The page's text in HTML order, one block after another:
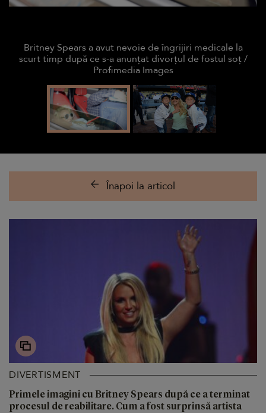
Britney Spears a avut nevoie de îngrijiri medicale la
scurt timp după ce s-a anunțat divorțul de fostul soț /
Profimedia Images
Înapoi la articol
DIVERTISMENT
Primele imagini cu Britney Spears după ce a terminat
procesul de reabilitare. Cum a fost surprinsă artista